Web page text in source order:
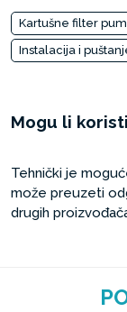
Kartušne filter
Instalacija i
Mogu li
Tehnički je
može preuzeti
drugih